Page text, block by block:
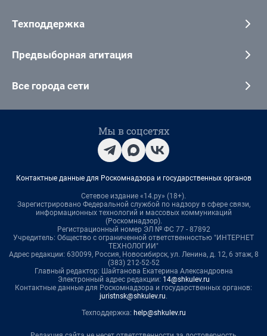
Техподдержка
Предвыборная агитация
Все города сети
Мы в соцсетях
Контактные данные для Роскомнадзора и государственных органов
Сетевое издание «14.ру» (18+).
Зарегистрировано Федеральной службой по надзору в сфере связи,
информационных технологий и массовых коммуникаций
(Роскомнадзор).
Регистрационный номер ЭЛ № ФС 77 - 87892
Учредитель: Общество с ограниченной ответственностью "ИНТЕРНЕТ
ТЕХНОЛОГИИ"
Адрес редакции: 630099, Россия, Новосибирск, ул. Ленина, д. 12, 6 этаж, 8
(383) 212-52-52
Главный редактор: Шайтанова Екатерина Александровна
Электронный адрес редакции: 14@shkulev.ru
Контактные данные для Роскомнадзора и государственных органов:
juristnsk@shkulev.ru.
Техподдержка: help@shkulev.ru